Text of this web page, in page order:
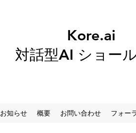
Kore.ai
対話型AI ショー
お知らせ 概要 お問い合わせ フォー